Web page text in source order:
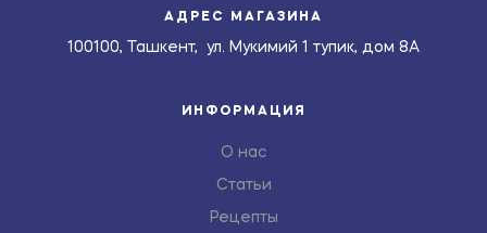
АДРЕС МАГАЗИНА
100100, Ташкент, ул. Мукимий 1 тупик, дом 8А
ИНФОРМАЦИЯ
О нас
Статьи
Рецепты